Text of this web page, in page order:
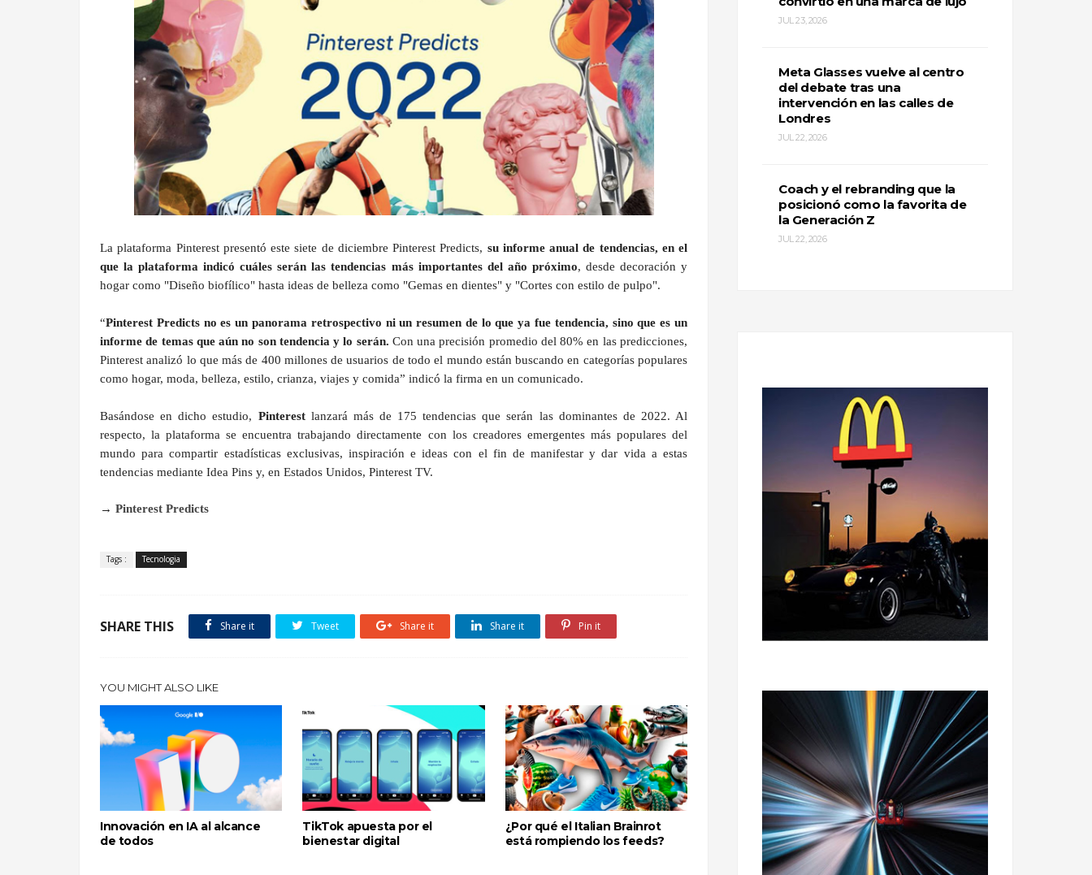
La plataforma Pinterest presentó este siete de diciembre Pinterest Predicts, su informe anual de tendencias, en el
que la plataforma indicó cuáles serán las tendencias más importantes del año próximo, desde decoración y
hogar como "Diseño biofílico" hasta ideas de belleza como "Gemas en dientes" y "Cortes con estilo de pulpo".
“Pinterest Predicts no es un panorama retrospectivo ni un resumen de lo que ya fue tendencia, sino que es un
informe de temas que aún no son tendencia y lo serán. Con una precisión promedio del 80% en las predicciones,
Pinterest analizó lo que más de 400 millones de usuarios de todo el mundo están buscando en categorías populares
como hogar, moda, belleza, estilo, crianza, viajes y comida” indicó la firma en un comunicado.
Basándose en dicho estudio, Pinterestlanzará más de 175 tendencias que serán las dominantes de 2022. Al
respecto, la plataforma se encuentra trabajando directamente con los creadores emergentes más populares del
mundo para compartir estadísticas exclusivas, inspiración e ideas con el fin de manifestar y dar vida a estas
tendencias mediante Idea Pins y, en Estados Unidos, Pinterest TV.
→ Pinterest Predicts
Tags : Tecnologia
SHARE THIS Share it Tweet Share it Share it Pin it
YOU MIGHT ALSO LIKE
Innovación en IA al alcance
de todos
TikTok apuesta por el
bienestar digital
¿Por qué el Italian Brainrot
está rompiendo los feeds?
JUL 23, 2026
Meta Glasses vuelve al centro
del debate tras una
intervención en las calles de
Londres
JUL 22, 2026
Coach y el rebranding que la
posicionó como la favorita de
la Generación Z
JUL 22, 2026